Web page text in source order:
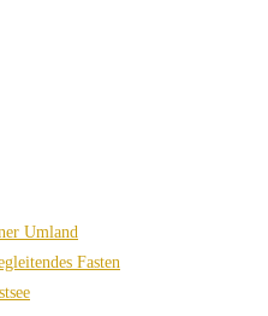
Umland
Fasten